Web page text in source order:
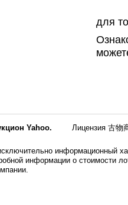
для
Yahoo.
Лицензия 古物
информационный
информации о стоимости